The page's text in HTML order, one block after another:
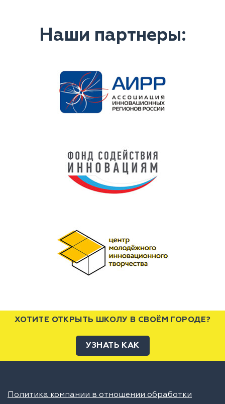
Наши партнеры:
ХОТИТЕ ОТКРЫТЬ ШКОЛУ В СВОЁМ ГОРОДЕ?
УЗНАТЬ КАК
Политика компании в отношении обработки